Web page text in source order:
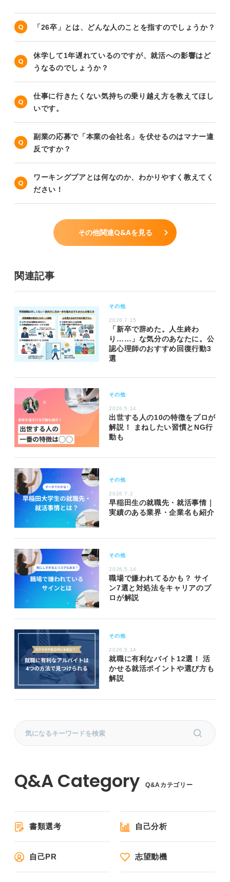
「26卒」とは、どんな人のことを指すのでしょうか？
休学して1年遅れているのですが、就活への影響はど
うなるのでしょうか？
仕事に行きたくない気持ちの乗り越え方を教えてほし
いです。
副業の応募で「本業の会社名」を伏せるのはマナー違
反ですか？
ワーキングプアとは何なのか、わかりやすく教えてく
ださい！
その他関連Q&Aを見る
関連記事
その他
2026.7.15
「新卒で辞めた。人生終わ
り……」な気分のあなたに。公
認心理師のおすすめ回復行動3
選
その他
2026.5.14
出世する人の10の特徴をプロが
解説！ まねしたい習慣とNG行
動も
その他
2026.7.2
早稲田生の就職先・就活事情｜
実績のある業界・企業名も紹介
その他
2026.5.14
職場で嫌われてるかも？ サイ
ン7選と対処法をキャリアのプ
ロが解説
その他
2026.5.14
就職に有利なバイト12選！ 活
かせる就活ポイントや選び方も
解説
Q&Aカテゴリー
書類選考 自己分析
自己PR 志望動機